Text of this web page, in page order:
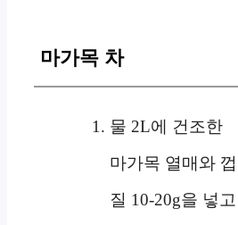
마가목 차
물 2L에 건조한
마가목 열매와 껍
질 10-20g을 넣고